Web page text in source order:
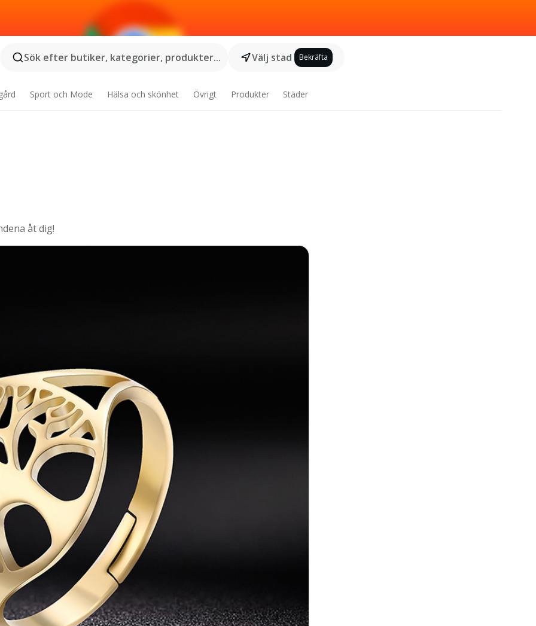
Sök efter butiker, kategorier, produkter... Välj stad Bekräfta
Sport och Mode Hälsa och skönhet Övrigt Produkter Städer
åt dig!